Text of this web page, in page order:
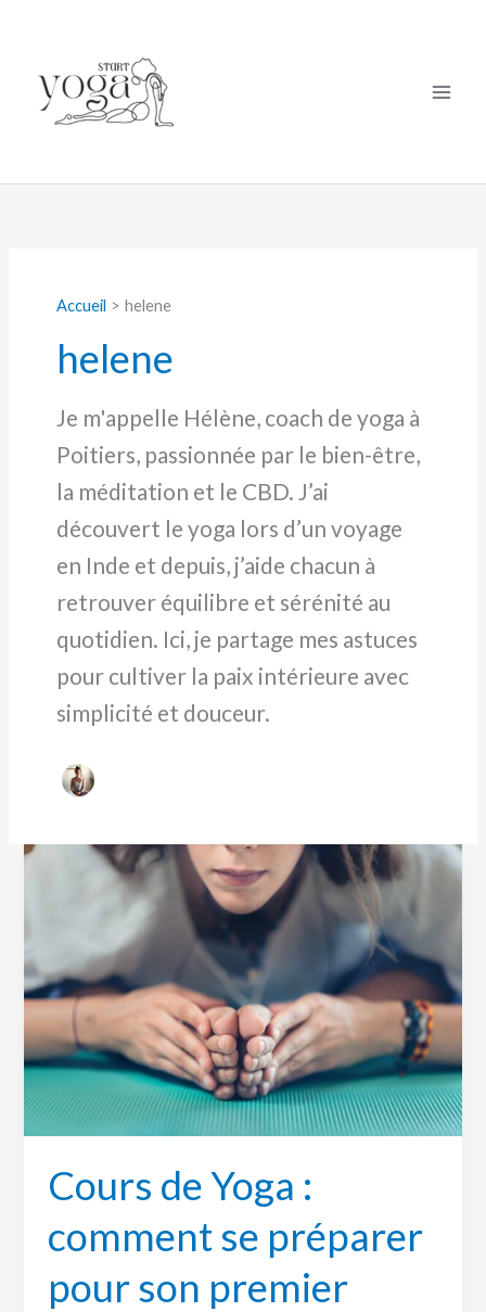
contenu
Accueil helene
helene
Je m'appelle Hélène, coach de yoga à
Poitiers, passionnée par le bien-être,
la méditation et le CBD. J’ai
découvert le yoga lors d’un voyage
en Inde et depuis, j’aide chacun à
retrouver équilibre et sérénité au
quotidien. Ici, je partage mes astuces
pour cultiver la paix intérieure avec
simplicité et douceur.
Cours de Yoga :
comment se préparer
pour son premier
comment
se
préparer
pour
?